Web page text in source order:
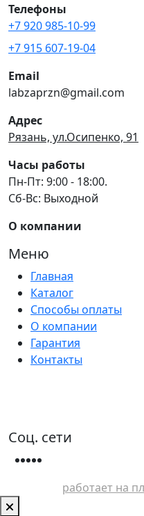
Телефоны
+7 920 985-10-99
+7 915 607-19-04
Email
labzaprzn@gmail.com
Адрес
Рязань, ул.Осипенко, 91
Часы работы
Пн-Пт: 9:00 - 18:00.
Сб-Вс: Выходной
О компании
Меню
Главная
Каталог
Способы оплаты
О компании
Гарантия
Контакты
Соц. сети
работает на